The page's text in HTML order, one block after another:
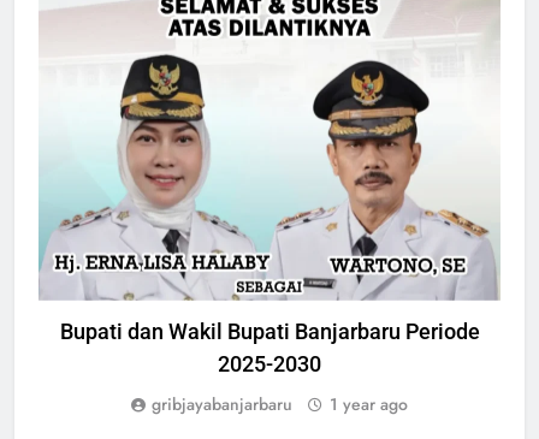
NASIONAL
Bupati dan Wakil Bupati Banjarbaru Periode
2025-2030
gribjayabanjarbaru 1 year ago